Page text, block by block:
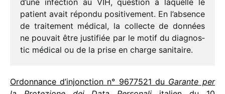
d’une infec­tion au VIH, ques­tion à laquelle le
patient avait répondu posi­ti­ve­ment. En l’absence
de trai­te­ment médi­cal, la collecte de données
ne pouvait être justi­fiée par le motif du diag­nos­
tic médi­cal ou de la prise en charge sanitaire.
Ordonnance d’injonction n° 9677521 du Garante per